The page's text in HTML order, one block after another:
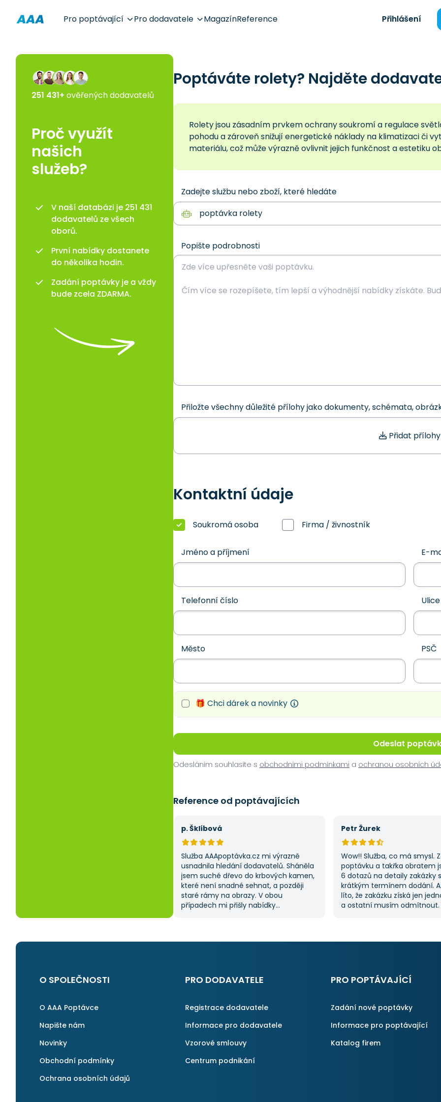
Pro poptávající Pro dodavatele MagazínReference Přihlášení
Poptáváte rolety? Najděte
Rolety jsou zásadním prvkem ochrany soukromí a regulace
pohodu a zároveň snižují energetické náklady na klimatizaci či
materiálu, což může výrazně ovlivnit jejich funkčnost a estetiku
Zadejte službu nebo zboží, které hledáte
Popište podrobnosti
Přiložte všechny důležité přílohy jako dokumenty, schémata,
Přidat přílohy
Kontaktní údaje
Soukromá osoba Firma / živnostník
Jméno a příjmení E-
Telefonní číslo Ulice
Město PSČ
🎁 Chci dárek a novinky
Odeslat
Odesláním souhlasíte s obchodními podmínkami a ochranou osobních
Reference od poptávajících
p. Šklíbová
Služba AAApoptávka.cz mi výrazně
usnadnila hledání dodavatelů. Sháněla
jsem suché dřevo do krbových kamen,
které není snadné sehnat, a později
staré rámy na obrazy. V obou
případech mi přišly nabídky
na ni ráda obrátím, když něco potřebuji.
Petr Žurek
Wow!! Služba, co má smysl.
poptávku a takřka obratem
6 dotazů na detaily zakázky
krátkým termínem dodání.
líto, že zakázku získá jen
a ostatní musím odmítnout.
začněte tady :-)
251 431+ ověřených dodavatelů
Proč využít
našich
služeb?
V naší databázi je 251 431
dodavatelů ze všech
oborů.
První nabídky dostanete
do několika hodin.
Zadání poptávky je a vždy
bude zcela ZDARMA.
O SPOLEČNOSTI
O AAA Poptávce
Napište nám
Novinky
Obchodní podmínky
Ochrana osobních údajů
PRO DODAVATELE
Registrace dodavatele
Informace pro dodavatele
Vzorové smlouvy
Centrum podnikání
PRO POPTÁVAJÍCÍ
Zadání nové poptávky
Informace pro poptávající
Katalog firem